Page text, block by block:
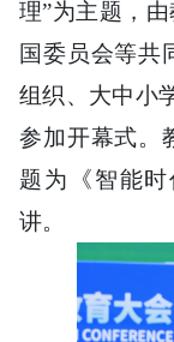
理”为主题，
国委员会等共
组织、大中小
参加开幕式。
题为《智能
讲。